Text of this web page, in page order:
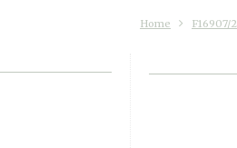
Home F16907/2